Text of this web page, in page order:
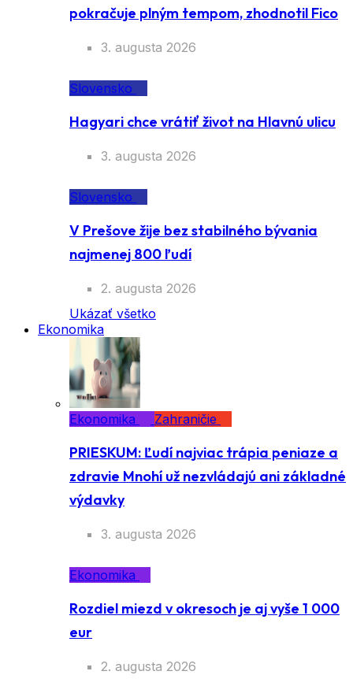
pokračuje plným tempom, zhodnotil Fico
3. augusta 2026
Slovensko
Hagyari chce vrátiť život na Hlavnú ulicu
3. augusta 2026
Slovensko
V Prešove žije bez stabilného bývania
najmenej 800 ľudí
2. augusta 2026
Ukázať všetko
Ekonomika
Ekonomika Zahraničie
PRIESKUM: Ľudí najviac trápia peniaze a
zdravie Mnohí už nezvládajú ani základné
výdavky
3. augusta 2026
Ekonomika
Rozdiel miezd v okresoch je aj vyše 1 000
eur
2. augusta 2026